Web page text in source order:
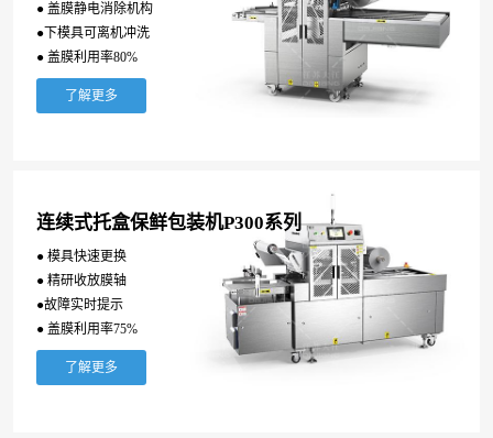
● 盖膜静电消除机构
●下模具可离机冲洗
● 盖膜利用率80%
了解更多
连续式托盒保鲜包装机P300系列
● 模具快速更换
● 精研收放膜轴
●故障实时提示
● 盖膜利用率75%
了解更多